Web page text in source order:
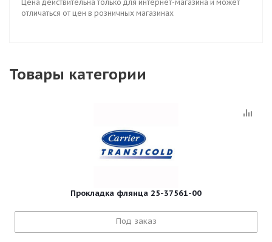
Цена действительна только для интернет-магазина и может
отличаться от цен в розничных магазинах
Товары категории
Прокладка флянца 25-37561-00
Под заказ